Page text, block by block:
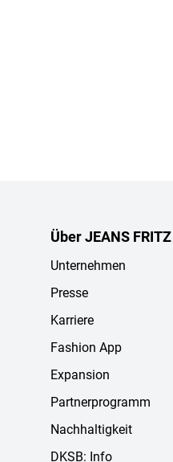
Über JEANS FRITZ
Unternehmen
Presse
Karriere
Fashion App
Expansion
Partnerprogramm
Nachhaltigkeit
DKSB: Info